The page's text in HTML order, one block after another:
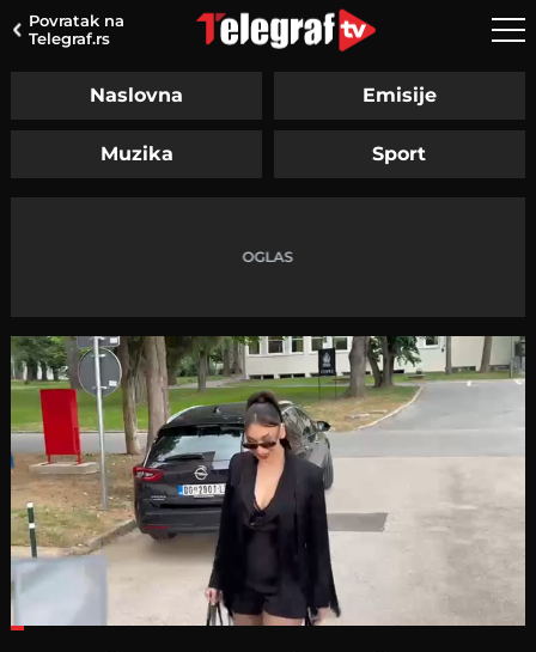
Povratak na
Telegraf.rs
Naslovna Emisije
Muzika Sport